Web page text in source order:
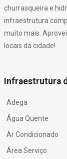
churrasqueira e
infraestrutura
muito mais.
locais da cidade!
Infraestrutura
Adega
Água Quente
Ar Condicionado
Área Serviço